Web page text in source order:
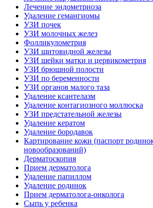
Лечение эндометриоза
Удаление гемангиомы
УЗИ почек
УЗИ молочных желез
Фолликулометрия
УЗИ щитовидной железы
УЗИ шейки матки и цервикометрия
УЗИ брюшной полости
УЗИ по беременности
УЗИ органов малого таза
Удаление ксантелазм
Удаление контагиозного моллюска
УЗИ предстательной железы
Удаление кератом
Удаление бородавок
Картирование кожи (паспорт
новообразований)
Дерматоскопия
Прием дерматолога
Удаление папиллом
Удаление родинок
Прием дерматолога-онколога
Сыпь у ребенка